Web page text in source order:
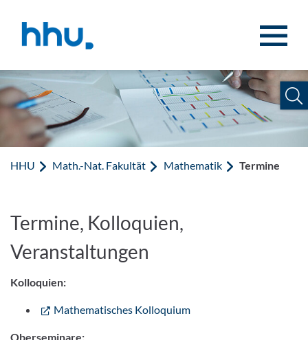
HHU Math.-Nat. Fakultät Mathematik Termine
Termine, Kolloquien,
Veranstaltungen
Kolloquien:
Mathematisches Kolloquium
Oberseminare: